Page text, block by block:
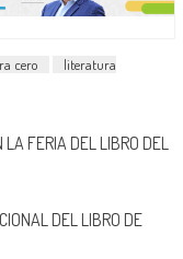
cero
literatura
LA FERIA DEL LIBRO DEL
DEL LIBRO DE